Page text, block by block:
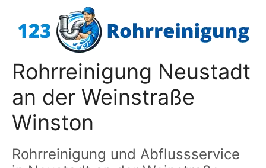
Inhalt
Rohrreinigung Neustadt
an der Weinstraße
Winston
Rohrreinigung und Abflussservice